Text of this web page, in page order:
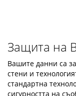
Защита на
Вашите данни са
стени и
стандартна
сигурността на